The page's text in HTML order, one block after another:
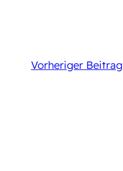
Vorheriger Beitrag